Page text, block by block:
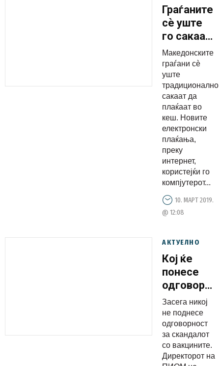
Граѓаните
сè уште
го сакаат
начин на
плаќање
во кеш
Македонските
граѓани сè
уште
традиционално
сакаат да
плаќаат во
кеш. Новите
електронски
плаќања,
преку
интернет,
користејќи го
компјутерот...
10. МАРТ 2019.
@ 12:08
АКТУЕЛНО
Кој ќе
понесе
за
скандал,
МРП-
вакцините
Засега никој
не поднесе
одговорност
за скандалот
со вакцините.
Директорот на